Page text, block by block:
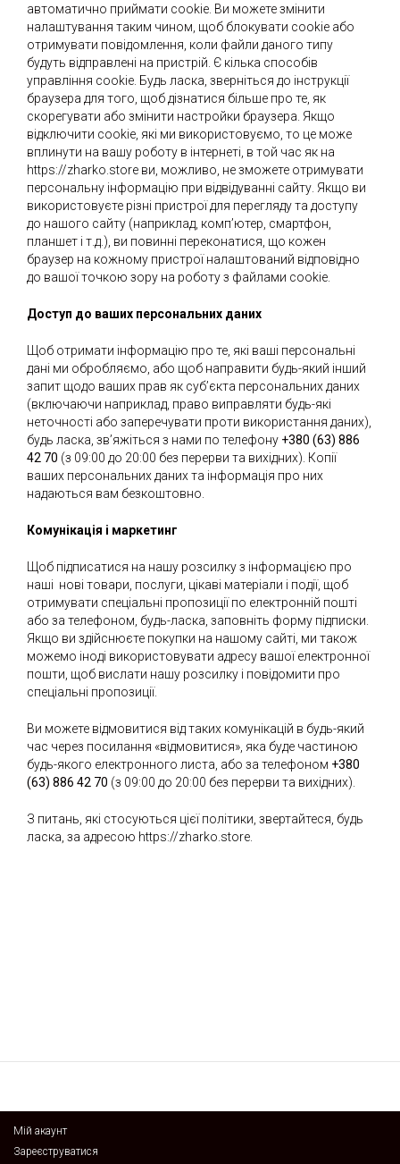
автоматично приймати cookie. Ви можете змінити
налаштування таким чином, щоб блокувати cookie або
отримувати повідомлення, коли файли даного типу
будуть відправлені на пристрій. Є кілька способів
управління cookie. Будь ласка, зверніться до інструкції
браузера для того, щоб дізнатися більше про те, як
скорегувати або змінити настройки браузера. Якщо
відключити cookie, які ми використовуємо, то це може
вплинути на вашу роботу в інтернеті, в той час як на
https://zharko.store ви, можливо, не зможете отримувати
персональну інформацію при відвідуванні сайту. Якщо ви
використовуєте різні пристрої для перегляду та доступу
до нашого сайту (наприклад, комп’ютер, смартфон,
планшет і т.д.), ви повинні переконатися, що кожен
браузер на кожному пристрої налаштований відповідно
до вашої точкою зору на роботу з файлами cookie.
Доступ до ваших персональних даних
Щоб отримати інформацію про те, які ваші персональні
дані ми обробляємо, або щоб направити будь-який інший
запит щодо ваших прав як суб’єкта персональних даних
(включаючи наприклад, право виправляти будь-які
неточності або заперечувати проти використання даних),
будь ласка, зв’яжіться з нами по телефону +380 (63) 886
42 70 (з 09:00 до 20:00 без перерви та вихідних). Копії
ваших персональних даних та інформація про них
надаються вам безкоштовно.
Комунікація і маркетинг
Щоб підписатися на нашу розсилку з інформацією про
наші нові товари, послуги, цікаві матеріали і події, щоб
отримувати спеціальні пропозиції по електронній пошті
або за телефоном, будь-ласка, заповніть форму підписки.
Якщо ви здійснюєте покупки на нашому сайті, ми також
можемо іноді використовувати адресу вашої електронної
пошти, щоб вислати нашу розсилку і повідомити про
спеціальні пропозиції.
Ви можете відмовитися від таких комунікацій в будь-який
час через посилання «відмовитися», яка буде частиною
будь-якого електронного листа, або за телефоном +380
(63) 886 42 70 (з 09:00 до 20:00 без перерви та вихідних).
З питань, які стосуються цієї політики, звертайтеся, будь
ласка, за адресою https://zharko.store
Мій акаунт
Зареєструватися